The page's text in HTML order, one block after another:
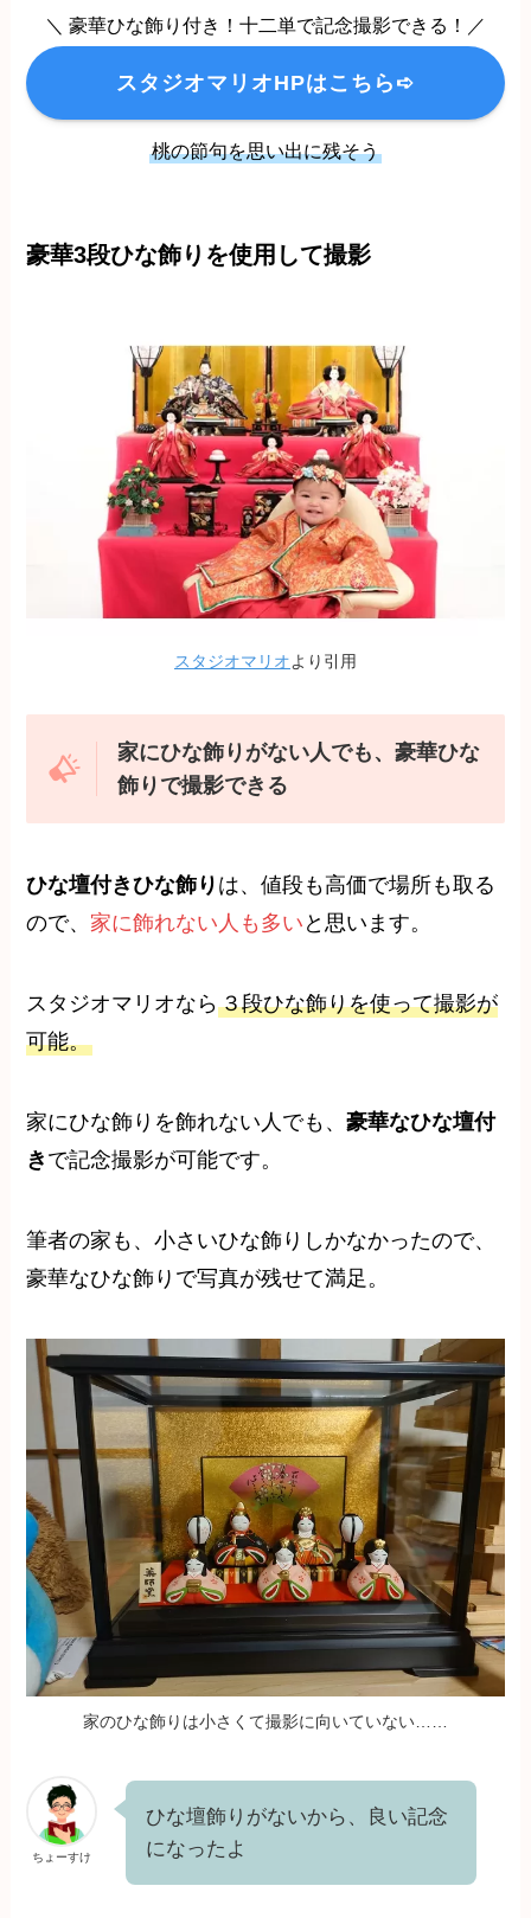
＼ 豪華ひな飾り付き！十二単で記念撮影できる！／
スタジオマリオHPはこちら➪
桃の節句を思い出に残そう
豪華3段ひな飾りを使用して撮影
スタジオマリオより引用
家にひな飾りがない人でも、豪華ひな
飾りで撮影できる
ひな壇付きひな飾り は、値段も高価で場所も取る
ので、 家に飾れない人も多い と思います。
スタジオマリオなら３段ひな飾りを使って撮影が
可能。
家にひな飾りを飾れない人でも、豪華なひな壇付
き で記念撮影が可能です。
筆者の家も、小さいひな飾りしかなかったので、
豪華なひな飾りで写真が残せて満足。
家のひな飾りは小さくて撮影に向いていない……
ちょーすけ
ひな壇飾りがないから、良い記念
になったよ